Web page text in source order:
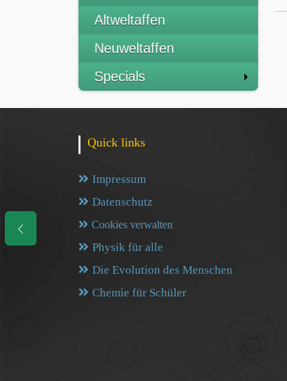
Altweltaffen
Neuweltaffen
Specials
Quick links
Impressum
Datenschutz
Cookies verwalten
Physik für alle
Die Evolution des Menschen
Chemie für Schüler